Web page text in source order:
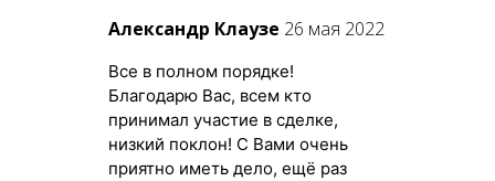
Александр Клаузе 26 мая 2022
Все в полном порядке!
Благодарю Вас, всем кто
принимал участие в сделке,
низкий поклон! С Вами очень
приятно иметь дело, ещё раз